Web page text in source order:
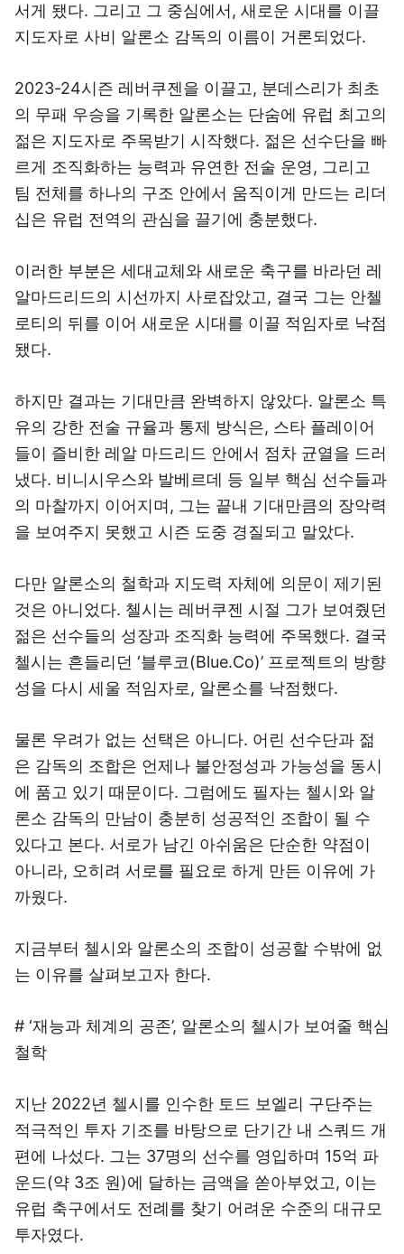
서게 됐다. 그리고 그 중심에서, 새로운 시대를 이끌
지도자로 사비 알론소 감독의 이름이 거론되었다.
2023-24시즌 레버쿠젠을 이끌고, 분데스리가 최초
의 무패 우승을 기록한 알론소는 단숨에 유럽 최고의
젊은 지도자로 주목받기 시작했다. 젊은 선수단을 빠
르게 조직화하는 능력과 유연한 전술 운영, 그리고
팀 전체를 하나의 구조 안에서 움직이게 만드는 리더
십은 유럽 전역의 관심을 끌기에 충분했다.
이러한 부분은 세대교체와 새로운 축구를 바라던 레
알마드리드의 시선까지 사로잡았고, 결국 그는 안첼
로티의 뒤를 이어 새로운 시대를 이끌 적임자로 낙점
됐다.
하지만 결과는 기대만큼 완벽하지 않았다. 알론소 특
유의 강한 전술 규율과 통제 방식은, 스타 플레이어
들이 즐비한 레알 마드리드 안에서 점차 균열을 드러
냈다. 비니시우스와 발베르데 등 일부 핵심 선수들과
의 마찰까지 이어지며, 그는 끝내 기대만큼의 장악력
을 보여주지 못했고 시즌 도중 경질되고 말았다.
다만 알론소의 철학과 지도력 자체에 의문이 제기된
것은 아니었다. 첼시는 레버쿠젠 시절 그가 보여줬던
젊은 선수들의 성장과 조직화 능력에 주목했다. 결국
첼시는 흔들리던 ‘블루코(Blue.Co)’ 프로젝트의 방향
성을 다시 세울 적임자로, 알론소를 낙점했다.
물론 우려가 없는 선택은 아니다. 어린 선수단과 젊
은 감독의 조합은 언제나 불안정성과 가능성을 동시
에 품고 있기 때문이다. 그럼에도 필자는 첼시와 알
론소 감독의 만남이 충분히 성공적인 조합이 될 수
있다고 본다. 서로가 남긴 아쉬움은 단순한 약점이
아니라, 오히려 서로를 필요로 하게 만든 이유에 가
까웠다.
지금부터 첼시와 알론소의 조합이 성공할 수밖에 없
는 이유를 살펴보고자 한다.
# ‘재능과 체계의 공존’, 알론소의 첼시가 보여줄 핵심
철학
지난 2022년 첼시를 인수한 토드 보엘리 구단주는
적극적인 투자 기조를 바탕으로 단기간 내 스쿼드 개
편에 나섰다. 그는 37명의 선수를 영입하며 15억 파
운드(약 3조 원)에 달하는 금액을 쏟아부었고, 이는
유럽 축구에서도 전례를 찾기 어려운 수준의 대규모
투자였다.